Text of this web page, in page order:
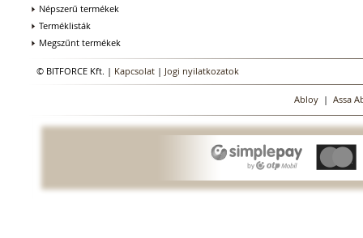
Népszerű termékek
Terméklisták
Megszűnt termékek
© BITFORCE Kft. | Kapcsolat | Jogi nyilatkozatok
Abloy| Assa